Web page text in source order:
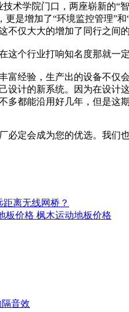
术学院门口，两座崭新的
是增加了“环境监控管理”
不仅大大的增加了同行之间
这个行业打响知名度那就一
富经验，生产出的设备不
设计的新系统。因为在设
多都能沿用好几年，但是这
必定会成为您的优选。我们
离无线网桥？
板价格 枫木运动地板价格
音效